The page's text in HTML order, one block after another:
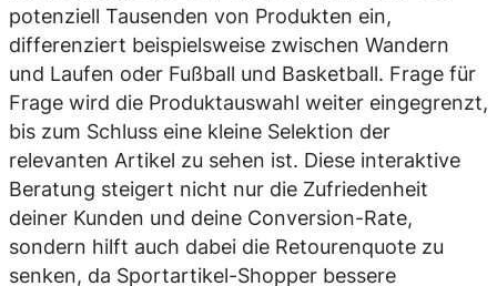
potenziell Tausenden von Produkten ein,
differenziert beispielsweise zwischen Wandern
und Laufen oder Fußball und Basketball. Frage für
Frage wird die Produktauswahl weiter eingegrenzt,
bis zum Schluss eine kleine Selektion der
relevanten Artikel zu sehen ist. Diese interaktive
Beratung steigert nicht nur die Zufriedenheit
deiner Kunden und deine Conversion-Rate,
sondern hilft auch dabei die Retourenquote zu
senken, da Sportartikel-Shopper bessere